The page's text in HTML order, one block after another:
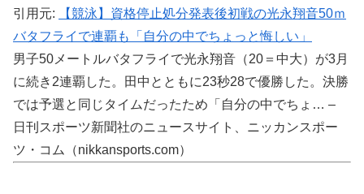
引用元:
【競泳】資格停止処分発表後初戦の光永翔音50ｍ
バタフライで連覇も「自分の中でちょっと悔しい」
男子50メートルバタフライで光永翔音（20＝中大）が3月
に続き2連覇した。田中とともに23秒28で優勝した。決勝
では予選と同じタイムだったため「自分の中でちょ… –
日刊スポーツ新聞社のニュースサイト、ニッカンスポー
ツ・コム（nikkansports.com）